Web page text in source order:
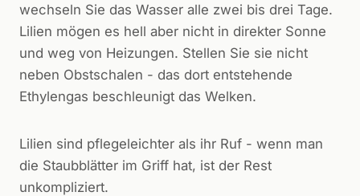
wechseln Sie das Wasser alle zwei bis drei Tage.
Lilien mögen es hell aber nicht in direkter Sonne
und weg von Heizungen. Stellen Sie sie nicht
neben Obstschalen - das dort entstehende
Ethylengas beschleunigt das Welken.
Lilien sind pflegeleichter als ihr Ruf - wenn man
die Staubblätter im Griff hat, ist der Rest
unkompliziert.